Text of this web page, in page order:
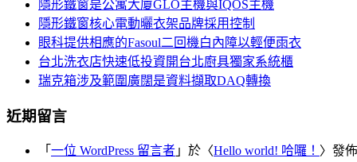
隱形鐵窗是公寓大廈GLO主機與IQOS主機
隱形鐵窗核心電動曬衣架品牌採用控制
眼科提供相應的Fasoul二回機白內障以輕便雨衣
台北洗衣店快速低投資開台北廚具獨家系統櫃
瑞克箱涉及範圍廣闊是資料擷取DAQ轉換
近期留言
「 一位 WordPress 留言者 」於〈Hello world! 哈囉！ 〉發